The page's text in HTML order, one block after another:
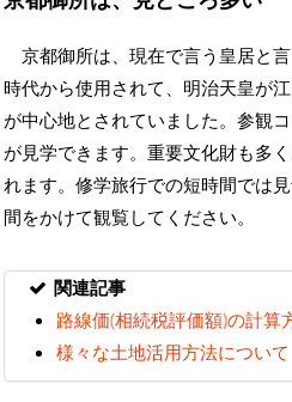
京都御所は、現在で言う皇居と
時代から使用されて、明治天皇が
が中心地とされていました。参観
が見学できます。重要文化財も多
れます。修学旅行での短時間では
間をかけて観覧してください。
関連記事
路線価(相続税評価額)の計算
様々な土地活用方法について